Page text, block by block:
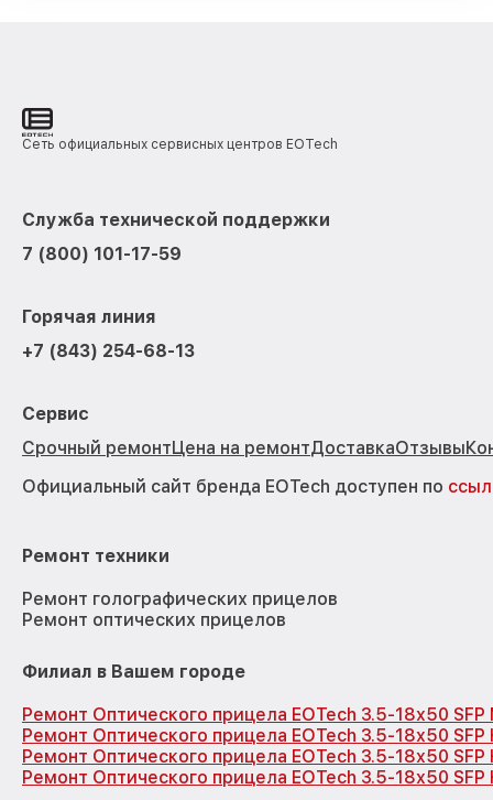
Сеть официальных сервисных центров EOTech
Служба технической поддержки
7 (800) 101-17-59
Горячая линия
+7 (843) 254-68-13
Сервис
Срочный ремонтЦена на ремонтДоставкаОтзывы
Официальный сайт бренда EOTech доступен по
Ремонт техники
Ремонт голографических прицелов
Ремонт оптических прицелов
Филиал в Вашем городе
Ремонт Оптического прицела EOTech 3.5-18x50 SFP
Ремонт Оптического прицела EOTech 3.5-18x50
Ремонт Оптического прицела EOTech 3.5-18x50
Ремонт Оптического прицела EOTech 3.5-18x50 SFP